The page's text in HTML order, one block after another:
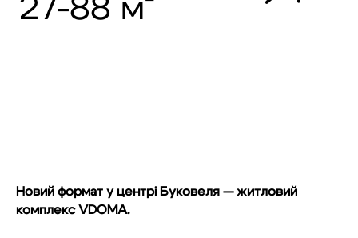
Новий формат у центрі Буковеля — житловий
комплекс VDOMA.